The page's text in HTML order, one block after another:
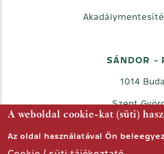
A weboldal cookie-kat (süti)
Az oldal használatával Ön
SÁNDOR -
1014
Szent